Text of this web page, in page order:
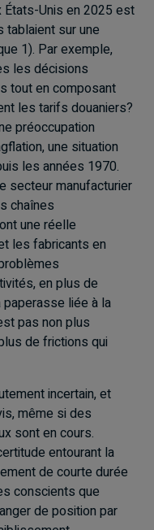
États-Unis en 2025 est
tablaient sur une
1). Par exemple,
les décisions
tout en composant
les tarifs douaniers?
préoccupation
une situation
les années 1970.
secteur manufacturier
chaînes
une réelle
les fabricants en
en plus de
paperasse liée à la
pas non plus
de frictions qui
incertain, et
même si des
sont en cours.
entourant la
de courte durée
conscients que
de position par